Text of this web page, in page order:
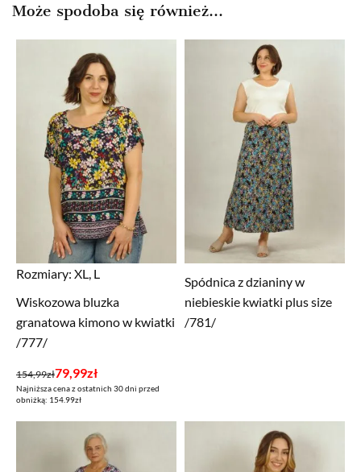
Może spodoba się również…
Rozmiary: XL, L
Wiskozowa bluzka
granatowa kimono w kwiatki
/777/
154,99zł
Pierwotna
cena
79,99zł
Aktualna
cena
Najniższa cena z ostatnich 30 dni przed
obniżką: 154.99zł
Spódnica z dzianiny w
niebieskie kwiatki plus size
/781/